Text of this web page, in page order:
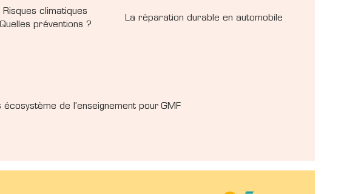
Risques climatiques
Quelles préventions ?
La réparation durable en automobile
de l’enseignement pour GMF